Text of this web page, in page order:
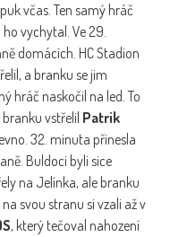
včas. Ten samý hráč
vychytal. Ve 29.
domácích. HC Stadion
a branku se jim
hráč naskočil na led. To
vstřelil Patrik
32. minuta přinesla
Buldoci byli sice
na Jelínka, ale branku
svou stranu si vzali až v
, který tečoval nahození